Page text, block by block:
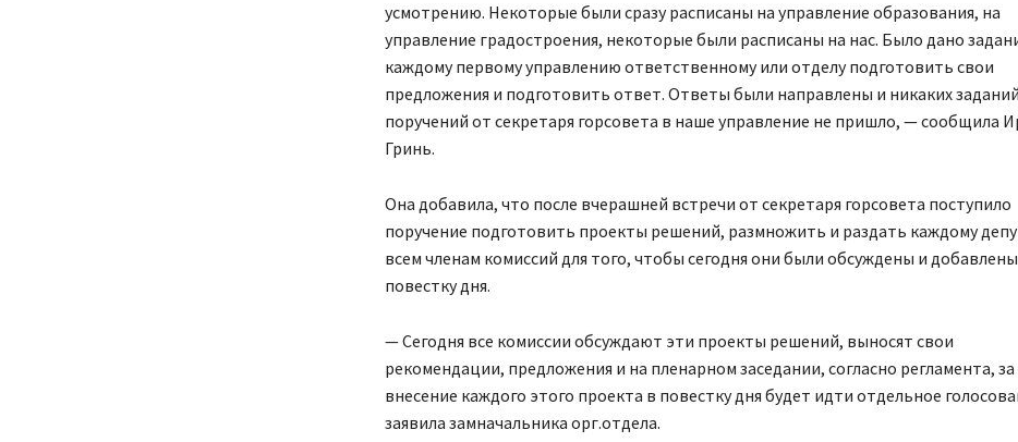
усмотрению. Некоторые были сразу расписаны на управление образования, на
управление градостроения, некоторые были расписаны на нас. Было дано
каждому первому управлению ответственному или отделу подготовить свои
предложения и подготовить ответ. Ответы были направлены и никаких
поручений от секретаря горсовета в наше управление не пришло, — сообщила
Гринь.
Она добавила, что после вчерашней встречи от секретаря горсовета поступило
поручение подготовить проекты решений, размножить и раздать каждому
всем членам комиссий для того, чтобы сегодня они были обсуждены и
повестку дня.
— Сегодня все комиссии обсуждают эти проекты решений, выносят свои
рекомендации, предложения и на пленарном заседании, согласно регламента, за
внесение каждого этого проекта в повестку дня будет идти отдельное
заявила замначальника орг.отдела.